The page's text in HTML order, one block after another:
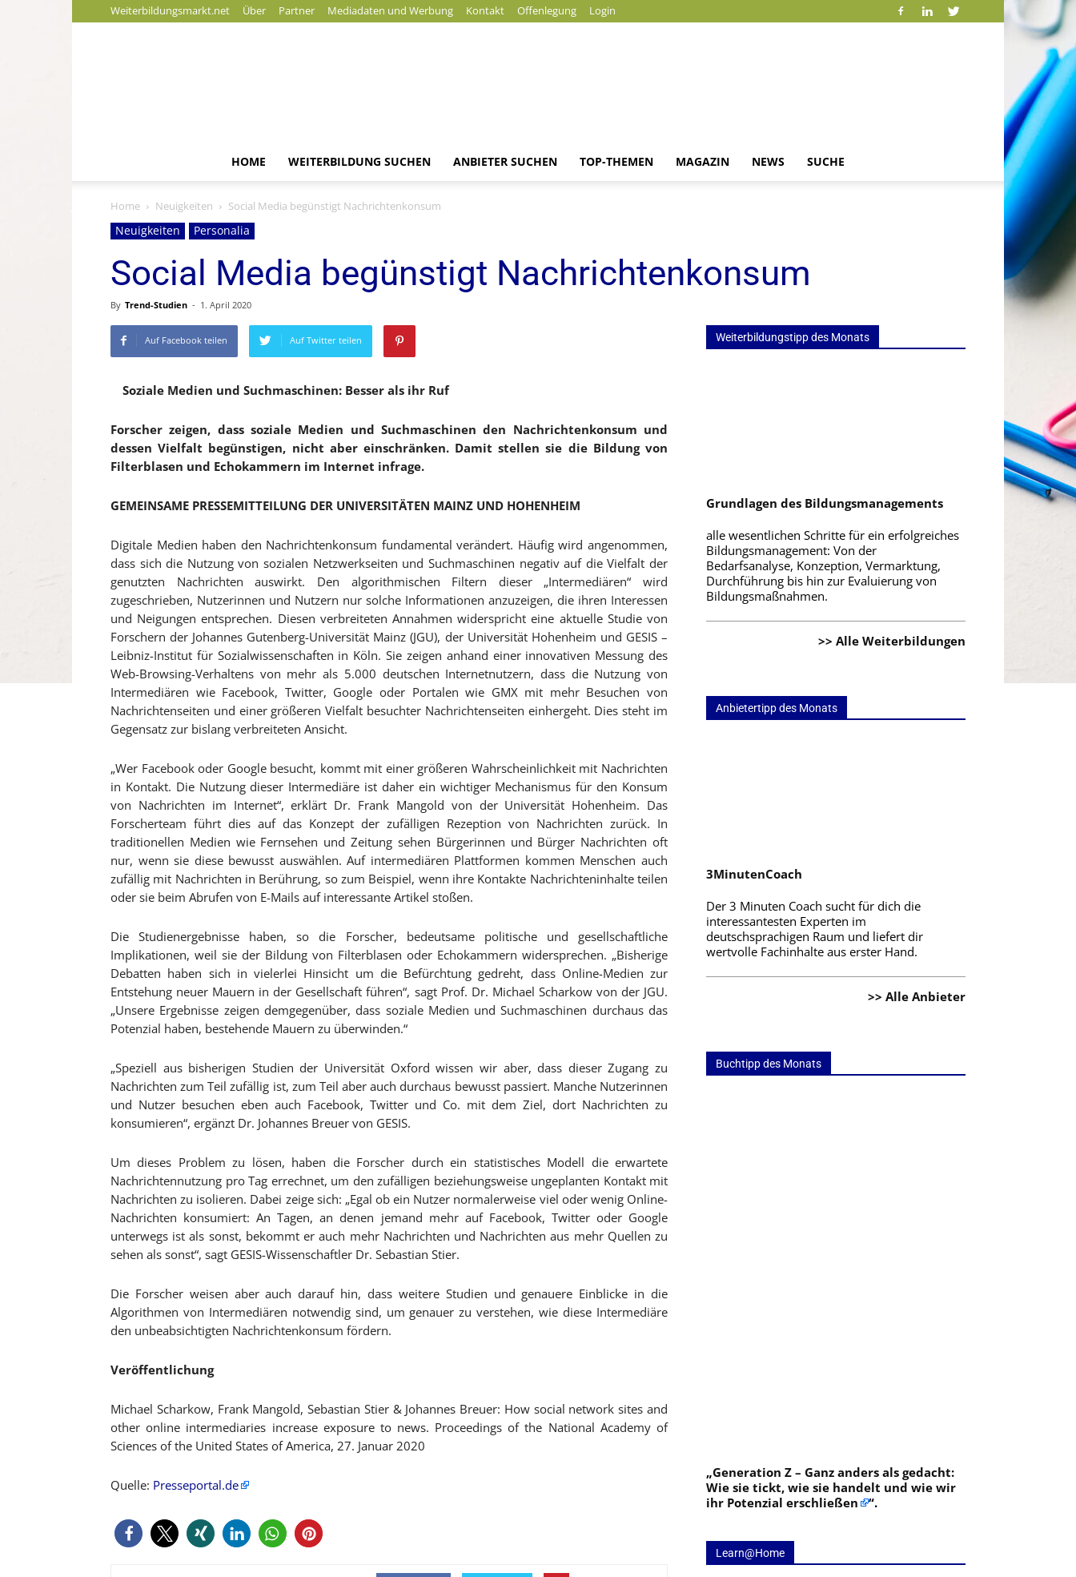
Weiterbildungsmarkt.net Über Partner Mediadaten und Werbung Kontakt Offenlegung Login
HOME WEITERBILDUNG SUCHEN ANBIETER SUCHEN TOP-THEMEN MAGAZIN NEWS SUCHE
Home Neuigkeiten Social Media begünstigt Nachrichtenkonsum
Neuigkeiten Personalia
Social Media begünstigt Nachrichtenkonsum
By Trend-Studien - 1. April 2020
Auf Facebook teilen Auf Twitter teilen
Soziale Medien und Suchmaschinen: Besser als ihr Ruf
Forscher zeigen, dass soziale Medien und Suchmaschinen den Nachrichtenkonsum und
dessen Vielfalt begünstigen, nicht aber einschränken. Damit stellen sie die Bildung von
Filterblasen und Echokammern im Internet infrage.
GEMEINSAME PRESSEMITTEILUNG DER UNIVERSITÄTEN MAINZ UND HOHENHEIM
Digitale Medien haben den Nachrichtenkonsum fundamental verändert. Häufig wird angenommen,
dass sich die Nutzung von sozialen Netzwerkseiten und Suchmaschinen negativ auf die Vielfalt der
genutzten Nachrichten auswirkt. Den algorithmischen Filtern dieser „Intermediären“ wird
zugeschrieben, Nutzerinnen und Nutzern nur solche Informationen anzuzeigen, die ihren Interessen
und Neigungen entsprechen. Diesen verbreiteten Annahmen widerspricht eine aktuelle Studie von
Forschern der Johannes Gutenberg-Universität Mainz (JGU), der Universität Hohenheim und GESIS –
Leibniz-Institut für Sozialwissenschaften in Köln. Sie zeigen anhand einer innovativen Messung des
Web-Browsing-Verhaltens von mehr als 5.000 deutschen Internetnutzern, dass die Nutzung von
Intermediären wie Facebook, Twitter, Google oder Portalen wie GMX mit mehr Besuchen von
Nachrichtenseiten und einer größeren Vielfalt besuchter Nachrichtenseiten einhergeht. Dies steht im
Gegensatz zur bislang verbreiteten Ansicht.
„Wer Facebook oder Google besucht, kommt mit einer größeren Wahrscheinlichkeit mit Nachrichten
in Kontakt. Die Nutzung dieser Intermediäre ist daher ein wichtiger Mechanismus für den Konsum
von Nachrichten im Internet“, erklärt Dr. Frank Mangold von der Universität Hohenheim. Das
Forscherteam führt dies auf das Konzept der zufälligen Rezeption von Nachrichten zurück. In
traditionellen Medien wie Fernsehen und Zeitung sehen Bürgerinnen und Bürger Nachrichten oft
nur, wenn sie diese bewusst auswählen. Auf intermediären Plattformen kommen Menschen auch
zufällig mit Nachrichten in Berührung, so zum Beispiel, wenn ihre Kontakte Nachrichteninhalte teilen
oder sie beim Abrufen von E-Mails auf interessante Artikel stoßen.
Die Studienergebnisse haben, so die Forscher, bedeutsame politische und gesellschaftliche
Implikationen, weil sie der Bildung von Filterblasen oder Echokammern widersprechen. „Bisherige
Debatten haben sich in vielerlei Hinsicht um die Befürchtung gedreht, dass Online-Medien zur
Entstehung neuer Mauern in der Gesellschaft führen“, sagt Prof. Dr. Michael Scharkow von der JGU.
„Unsere Ergebnisse zeigen demgegenüber, dass soziale Medien und Suchmaschinen durchaus das
Potenzial haben, bestehende Mauern zu überwinden.“
„Speziell aus bisherigen Studien der Universität Oxford wissen wir aber, dass dieser Zugang zu
Nachrichten zum Teil zufällig ist, zum Teil aber auch durchaus bewusst passiert. Manche Nutzerinnen
und Nutzer besuchen eben auch Facebook, Twitter und Co. mit dem Ziel, dort Nachrichten zu
konsumieren“, ergänzt Dr. Johannes Breuer von GESIS.
Um dieses Problem zu lösen, haben die Forscher durch ein statistisches Modell die erwartete
Nachrichtennutzung pro Tag errechnet, um den zufälligen beziehungsweise ungeplanten Kontakt mit
Nachrichten zu isolieren. Dabei zeige sich: „Egal ob ein Nutzer normalerweise viel oder wenig Online-
Nachrichten konsumiert: An Tagen, an denen jemand mehr auf Facebook, Twitter oder Google
unterwegs ist als sonst, bekommt er auch mehr Nachrichten und Nachrichten aus mehr Quellen zu
sehen als sonst“, sagt GESIS-Wissenschaftler Dr. Sebastian Stier.
Die Forscher weisen aber auch darauf hin, dass weitere Studien und genauere Einblicke in die
Algorithmen von Intermediären notwendig sind, um genauer zu verstehen, wie diese Intermediäre
den unbeabsichtigten Nachrichtenkonsum fördern.
Veröffentlichung
Michael Scharkow, Frank Mangold, Sebastian Stier & Johannes Breuer: How social network sites and
other online intermediaries increase exposure to news. Proceedings of the National Academy of
Sciences of the United States of America, 27. Januar 2020
Quelle: Presseportal.de
Weiterbildungstipp des Monats
Grundlagen des Bildungsmanagements
alle wesentlichen Schritte für ein erfolgreiches
Bildungsmanagement: Von der
Bedarfsanalyse, Konzeption, Vermarktung,
Durchführung bis hin zur Evaluierung von
Bildungsmaßnahmen.
>> Alle Weiterbildungen
Anbietertipp des Monats
3MinutenCoach
Der 3 Minuten Coach sucht für dich die
interessantesten Experten im
deutschsprachigen Raum und liefert dir
wertvolle Fachinhalte aus erster Hand.
>> Alle Anbieter
Buchtipp des Monats
„Generation Z – Ganz anders als gedacht:
Wie sie tickt, wie sie handelt und wie wir
ihr Potenzial erschließen
“.
Learn@Home